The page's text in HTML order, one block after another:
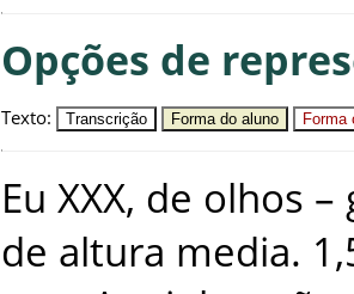
Opções de
Texto: Transcrição Forma do aluno Forma
Eu XXX, de olhos –
de altura media.